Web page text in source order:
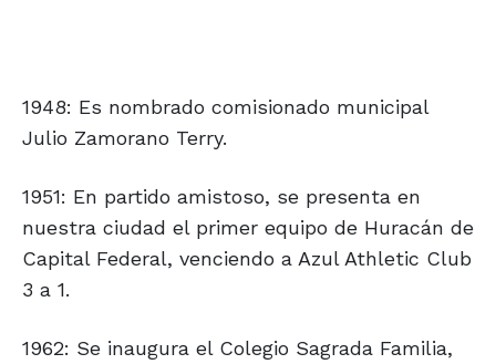
1948: Es nombrado comisionado municipal
Julio Zamorano Terry.
1951: En partido amistoso, se presenta en
nuestra ciudad el primer equipo de Huracán de
Capital Federal, venciendo a Azul Athletic Club
3 a 1.
1962: Se inaugura el Colegio Sagrada Familia,